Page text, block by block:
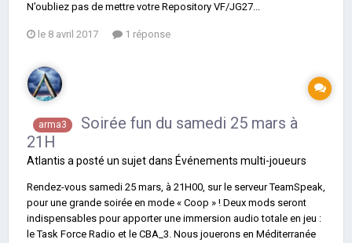
N’oubliez pas de mettre votre Repository VF/JG27...
le 8 avril 2017 1 réponse
arma3
Soirée fun du samedi 25 mars à
21H
Atlantis a posté un sujet dans Événements multi-joueurs
Rendez-vous samedi 25 mars, à 21H00, sur le serveur TeamSpeak,
pour une grande soirée en mode « Coop » ! Deux mods seront
indispensables pour apporter une immersion audio totale en jeu :
le Task Force Radio et le CBA_3. Nous jouerons en Méditerranée